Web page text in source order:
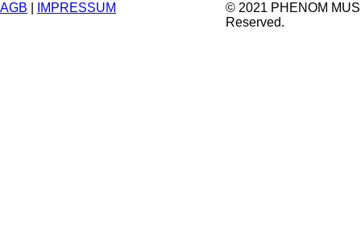
AGB IMPRESSUM
© 2021 PHENOM
Reserved.